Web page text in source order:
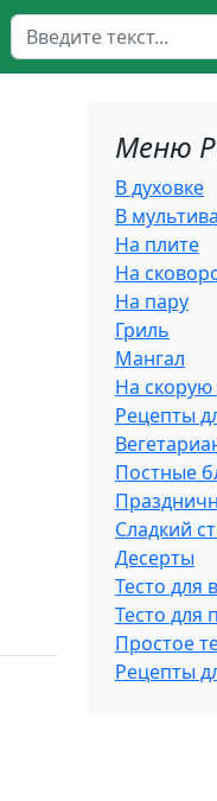
Поиск
Меню
В духовке
В
На плите
На
На пару
Гриль
Мангал
На скорую
Рецепты
Постные
Сладкий
Десерты
Тесто для
Тесто для
Простое
Рецепты